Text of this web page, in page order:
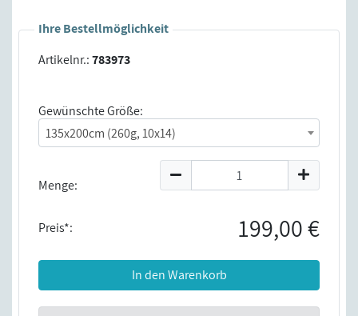
Ihre Bestellmöglichkeit
Artikelnr.:783973
Gewünschte Größe:
135x200cm (260g, 10x14)
Menge:
Preis*: 199,00 €
In den Warenkorb